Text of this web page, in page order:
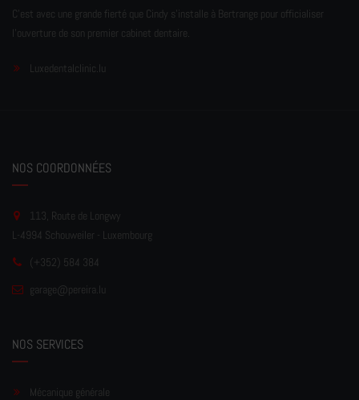
C'est avec une grande fierté que Cindy s'installe à Bertrange pour officialiser
l'ouverture de son premier cabinet dentaire.
Luxedentalclinic.lu
NOS COORDONNÉES
113, Route de Longwy
L-4994 Schouweiler - Luxembourg
(+352) 584 384
garage@pereira.lu
NOS SERVICES
Mécanique générale